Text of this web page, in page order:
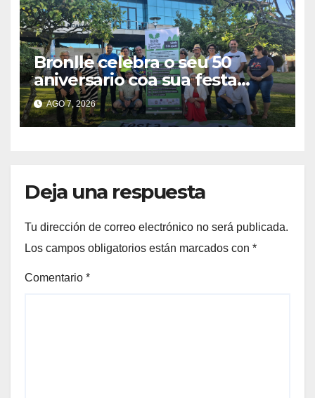
Bronlle celebra o seu 50
aniversario coa sua festa
popular o vindeiro sábado 15
de agosto
AGO 7, 2026
Deja una respuesta
Tu dirección de correo electrónico no será publicada.
Los campos obligatorios están marcados con *
Comentario *